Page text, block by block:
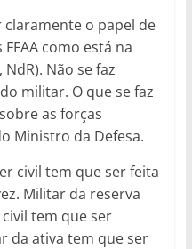
claramente o papel de
como está na
Não se faz
militar. O que se faz
as forças
Ministro da Defesa.
civil tem que ser feita
Militar da reserva
tem que ser
da ativa tem que ser